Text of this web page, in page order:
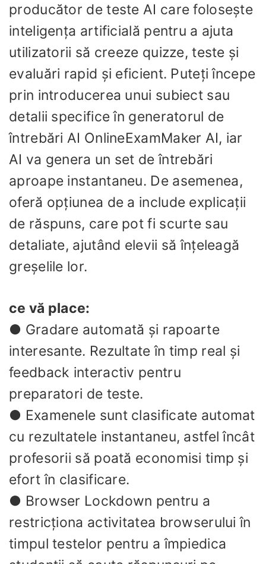
producător de teste AI care folosește
inteligența artificială pentru a ajuta
utilizatorii să creeze quizze, teste și
evaluări rapid și eficient. Puteți începe
prin introducerea unui subiect sau
detalii specifice în generatorul de
întrebări AI OnlineExamMaker AI, iar
AI va genera un set de întrebări
aproape instantaneu. De asemenea,
oferă opțiunea de a include explicații
de răspuns, care pot fi scurte sau
detaliate, ajutând elevii să înțeleagă
greșelile lor.
ce vă place:
● Gradare automată și rapoarte
interesante. Rezultate în timp real și
feedback interactiv pentru
preparatori de teste.
● Examenele sunt clasificate automat
cu rezultatele instantaneu, astfel încât
profesorii să poată economisi timp și
efort în clasificare.
● Browser Lockdown pentru a
restricționa activitatea browserului în
timpul testelor pentru a împiedica